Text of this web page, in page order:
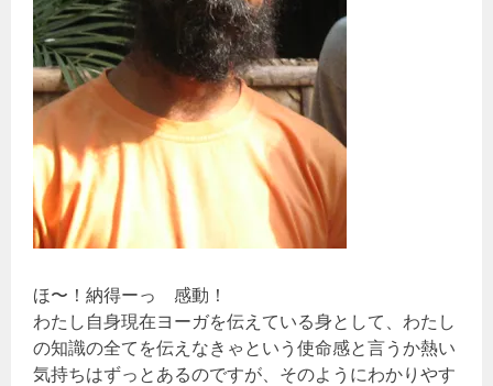
ほ〜！納得ーっ 感動！
わたし自身現在ヨーガを伝えている身として、わたし
の知識の全てを伝えなきゃという使命感と言うか熱い
気持ちはずっとあるのですが、そのようにわかりやす